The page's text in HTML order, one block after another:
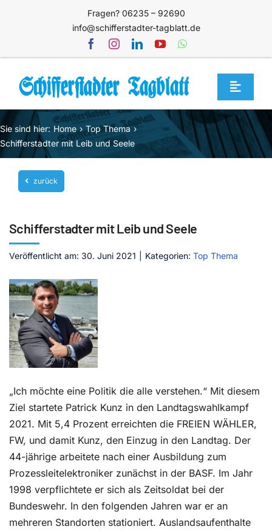
Fragen? 06235 – 92690
info@schifferstadter-tagblatt.de
Toggle
Home
Themen
Blog
Unternehmen
Mediathek
Kontakt
Sie sind hier: Home
Top Thema
Schifferstadter mit Leib und Seele
zurück
Schifferstadter mit Leib und Seele
Veröffentlicht am: 30. Juni 2021 Kategorien: Top Thema
„Ich möchte eine Politik die alle verstehen.“ Mit diesem
Ziel startete Patrick Kunz in den Landtagswahlkampf
2021. Mit 5,4 Prozent erreichten die FREIEN WÄHLER,
FW, und damit Kunz, den Einzug in den Landtag. Der
44-jährige arbeitete nach einer Ausbildung zum
Prozessleitelektroniker zunächst in der BASF. Im Jahr
1998 verpflichtete er sich als Zeitsoldat bei der
Bundeswehr. In den folgenden Jahren war er an
mehreren Standorten stationiert. Auslandsaufenthalte